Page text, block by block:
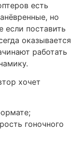
есть
но
если поставить
оказывается
работать
хочет
гоночного